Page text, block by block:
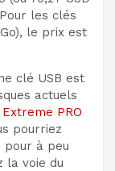
les clés
le prix est
clé USB est
actuels
PRO
pourriez
pour à peu
la voie du